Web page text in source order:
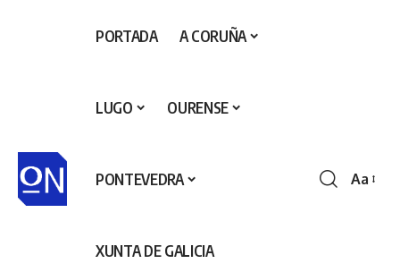
PORTADA A CORUÑA
LUGO OURENSE
PONTEVEDRA
XUNTA DE GALICIA
Aa